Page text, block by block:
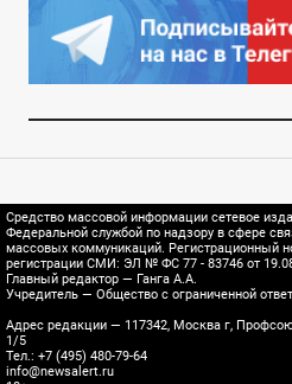
Средство массовой информации сетевое
Федеральной службой по надзору в сфере
массовых коммуникаций. Регистрационный
регистрации СМИ: ЭЛ № ФС 77 - 83746 от
Главный редактор — Ганга А.А.
Учредитель — Общество с ограниченной
Адрес редакции — 117342, Москва г,
1/5
Тел.: +7 (495) 480-79-64
info@newsalert.ru